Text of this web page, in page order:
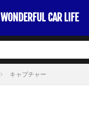
WONDERFUL CAR LIFE
キャプチャー